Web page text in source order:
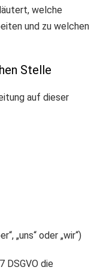
welche
und zu welchen
Stelle
auf dieser
„uns“ oder „wir“)
DSGVO die